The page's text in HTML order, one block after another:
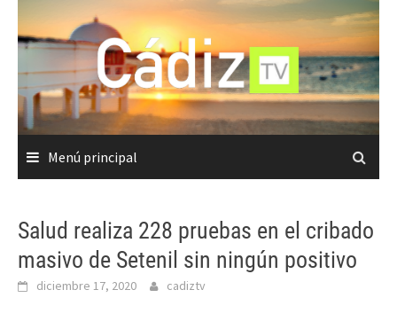
contenido
Menú principal
Salud realiza 228 pruebas en el cribado
masivo de Setenil sin ningún positivo
diciembre 17, 2020 cadiztv